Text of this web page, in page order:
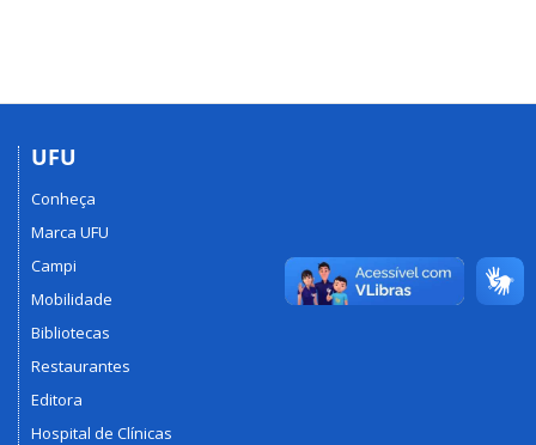
UFU
Conheça
Marca UFU
Campi
Mobilidade
Bibliotecas
Restaurantes
Editora
Hospital de Clínicas